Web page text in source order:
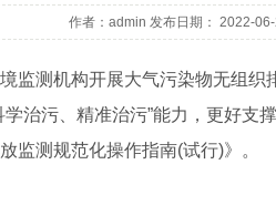
作者：admin 发布日期： 2022-
测机构开展大气污染物无组织
治污、精准治污”能力，更好支
监测规范化操作指南(试行)》。